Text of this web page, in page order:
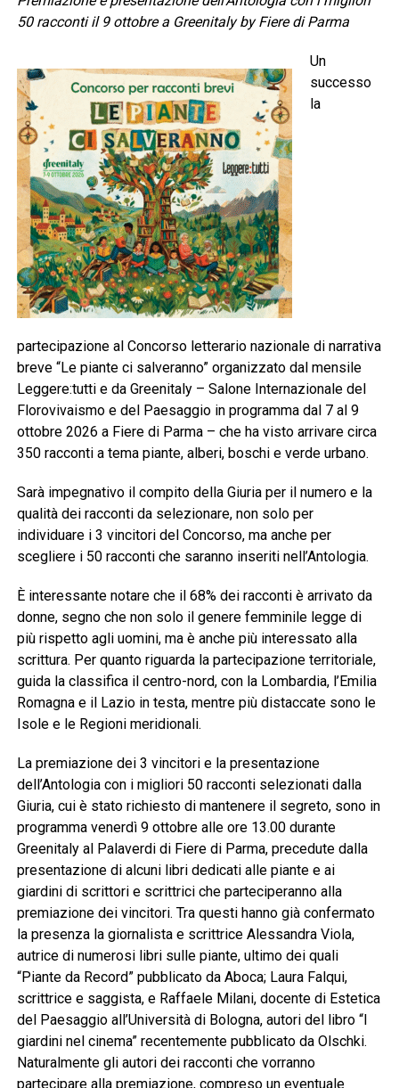
50 racconti il 9 ottobre a Greenitaly by Fiere di Parma
Un
successo
la
partecipazione al Concorso letterario nazionale di narrativa
breve “Le piante ci salveranno” organizzato dal mensile
Leggere:tutti e da Greenitaly – Salone Internazionale del
Florovivaismo e del Paesaggio in programma dal 7 al 9
ottobre 2026 a Fiere di Parma – che ha visto arrivare circa
350 racconti a tema piante, alberi, boschi e verde urbano.
Sarà impegnativo il compito della Giuria per il numero e la
qualità dei racconti da selezionare, non solo per
individuare i 3 vincitori del Concorso, ma anche per
scegliere i 50 racconti che saranno inseriti nell’Antologia.
È interessante notare che il 68% dei racconti è arrivato da
donne, segno che non solo il genere femminile legge di
più rispetto agli uomini, ma è anche più interessato alla
scrittura. Per quanto riguarda la partecipazione territoriale,
guida la classifica il centro-nord, con la Lombardia, l’Emilia
Romagna e il Lazio in testa, mentre più distaccate sono le
Isole e le Regioni meridionali.
La premiazione dei 3 vincitori e la presentazione
dell’Antologia con i migliori 50 racconti selezionati dalla
Giuria, cui è stato richiesto di mantenere il segreto, sono in
programma venerdì 9 ottobre alle ore 13.00 durante
Greenitaly al Palaverdi di Fiere di Parma, precedute dalla
presentazione di alcuni libri dedicati alle piante e ai
giardini di scrittori e scrittrici che parteciperanno alla
premiazione dei vincitori. Tra questi hanno già confermato
la presenza la giornalista e scrittrice Alessandra Viola,
autrice di numerosi libri sulle piante, ultimo dei quali
“Piante da Record” pubblicato da Aboca; Laura Falqui,
scrittrice e saggista, e Raffaele Milani, docente di Estetica
del Paesaggio all’Università di Bologna, autori del libro “I
giardini nel cinema” recentemente pubblicato da Olschki.
Naturalmente gli autori dei racconti che vorranno
partecipare alla premiazione, compreso un eventuale